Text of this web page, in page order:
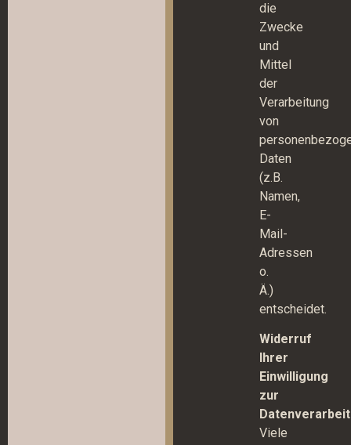
die
Zwecke
und
Mittel
der
Verarbeitung
von
Daten
(z.B.
Namen,
E-
Mail-
Adressen
o.
Ä.)
entscheidet.
Widerruf
Ihrer
Einwilligung
zur
Viele